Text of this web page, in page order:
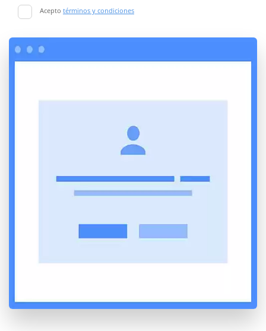
Acepto términos y condiciones